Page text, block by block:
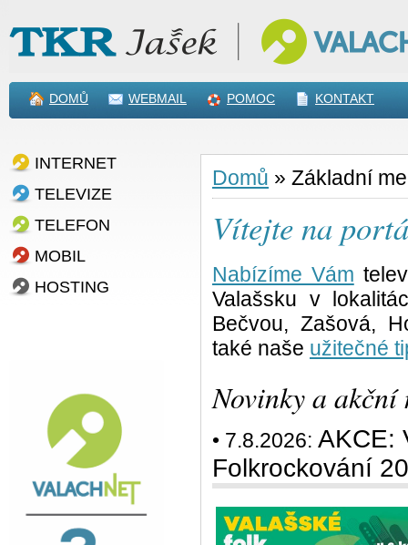
DOMŮ WEBMAIL POMOC KONTAKT
INTERNET
TELEVIZE
TELEFON
MOBIL
HOSTING
Domů » Základní
Vítejte na
Nabízíme Vám
Valašsku v
Bečvou, Zašová,
také naše užitečné
Novinky a akční
• 7.8.2026: AKCE:
Folkrockování